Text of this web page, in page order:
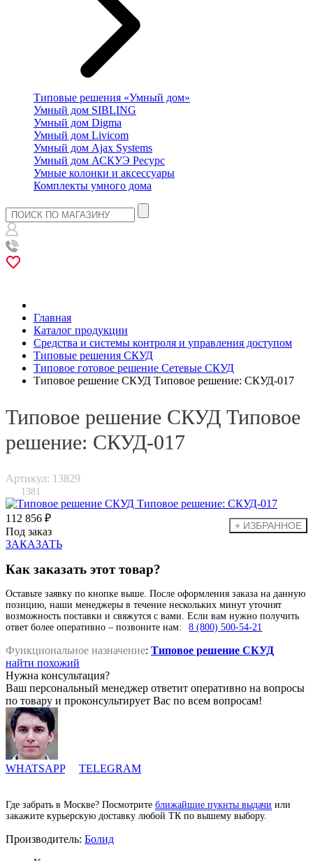
Типовые решения «Умный дом»
Умный дом SIBLING
Умный дом Digma
Умный дом Livicom
Умный дом Ajax Systems
Умный дом АСКУЭ Ресурс
Умные колонки и аксессуары
Комплекты умного дома
Главная
Каталог продукции
Средства и системы контроля и управления доступом
Типовые решения СКУД
Типовое готовое решение Сетевые СКУД
Типовое решение СКУД Типовое решение: СКУД-017
Типовое решение СКУД Типовое
решение: СКУД-017
Артикул: 13829
1381
112 856 ₽
Под заказ
ЗАКАЗАТЬ
Как заказать этот товар?
Оставьте заявку по кнопке выше. После оформления заказа на данную
позицию, наши менеджеры в течение нескольких минут уточнят
возможность поставки и свяжутся с вами. Если вам нужно получить
ответ более оперативно – позвоните нам:
8 (800) 500-54-21
Функциональное назначение: Типовое решение СКУД
найти похожий
Нужна консультация?
Ваш персональный менеджер ответит оперативно на вопросы
по товару и проконсультирует Вас по всем вопросам!
WHATSAPP TELEGRAM
Где забрать в Москве? Посмотрите ближайшие пукнты выдачи или
закажите курьерскую доставку любой ТК по вышему выбору.
Производитель: Болид